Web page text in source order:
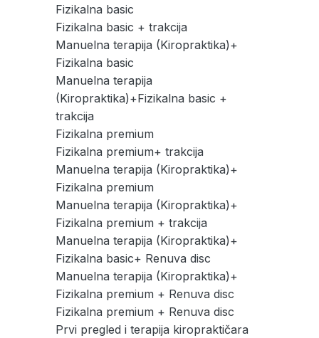
Fizikalna basic
Fizikalna basic + trakcija
Manuelna terapija (Kiropraktika)+
Fizikalna basic
Manuelna terapija
(Kiropraktika)+Fizikalna basic +
trakcija
Fizikalna premium
Fizikalna premium+ trakcija
Manuelna terapija (Kiropraktika)+
Fizikalna premium
Manuelna terapija (Kiropraktika)+
Fizikalna premium + trakcija
Manuelna terapija (Kiropraktika)+
Fizikalna basic+ Renuva disc
Manuelna terapija (Kiropraktika)+
Fizikalna premium + Renuva disc
Fizikalna premium + Renuva disc
Prvi pregled i terapija kiropraktičara